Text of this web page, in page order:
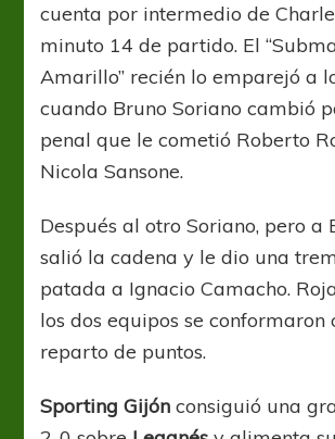
cuenta por intermedio de
minuto 14 de partido. El
Amarillo” recién lo emparejó a
cuando Bruno Soriano cambió
penal que le cometió Roberto
Nicola Sansone.
Después al otro Soriano, pero a
salió la cadena y le dio una
patada a Ignacio Camacho.
los dos equipos se conformaron
reparto de puntos.
Sporting Gijón consiguió una